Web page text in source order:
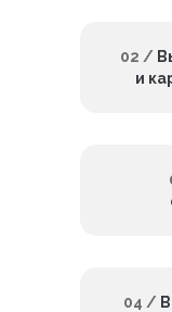
04 /
02 /
и